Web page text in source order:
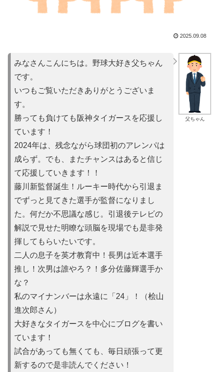
2025.09.08
父ちゃん
みなさんこんにちは。野球大好き父ちゃん
です。
いつもご覧いただきありがとうございま
す。
勝っても負けても阪神タイガースを応援し
ています！
2024年は、残念ながら球団初のアレンパは
成らず。でも、またチャンスはあると信じ
て応援していきます！！
藤川新監督誕生！ルーキー時代から引退ま
でずっと見てきた選手が監督になりまし
た。何だか不思議な感じ。引退後テレビの
解説で見せた明瞭な頭脳を現場でも是非発
揮してもらいたいです。
二人の息子を英才教育中！長男は近本選手
推し！次男は誰やろ？！多分佐藤輝選手か
な？
私のマイナンバーは永遠に「24」！（桧山
進次郎さん）
大好きなタイガースを中心にブログを書い
ています！
試合があって も無くても、毎日頑張って更
新するので是非読んでください！